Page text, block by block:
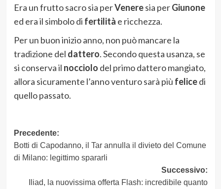
Era un frutto sacro sia perVeneresia perGiunone
ed era il simbolo di fertilità e ricchezza.
Per un buon inizio anno, non può mancare la
tradizione del dattero. Secondo questa usanza, se
si conserva il nocciolo del primo dattero mangiato,
allora sicuramente l’anno venturo sarà più felicedi
quello passato.
Navigazione
articolo
Precedente:
Botti di Capodanno, il Tar annulla il divieto del Comune
di Milano: legittimo spararli
Successivo:
Iliad, la nuovissima offerta Flash: incredibile quanto